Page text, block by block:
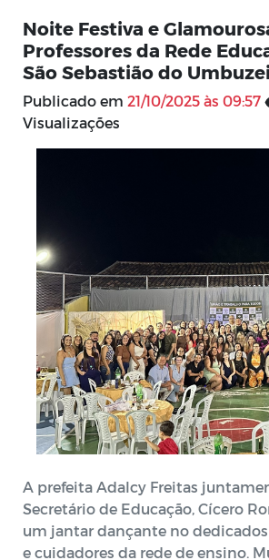
Noite Festiva e
Professores da Rede
São Sebastião do
Publicado em 21/10/2025 às 09:57
Visualizações
A prefeita Adalcy Freitas
Secretário de Educação, Cícero
um jantar dançante no dedicados
e cuidadores da rede de ensino.